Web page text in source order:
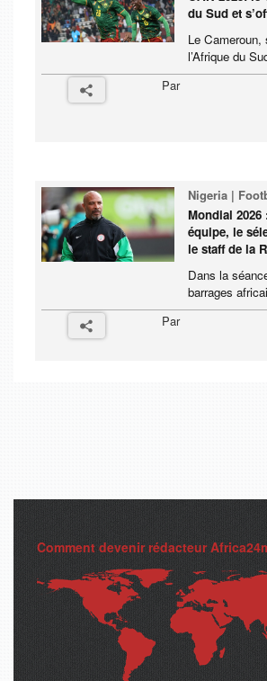
du Sud et
Le
l’Afrique du
Par
Nigeria |
Mondial
équipe, le
le staff de la
Dans la
barrages
Par
Comment devenir rédacteur